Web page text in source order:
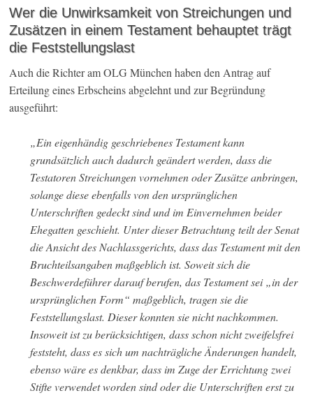
Wer die Unwirksamkeit von Streichungen und
Zusätzen in einem Testament behauptet trägt
die Feststellungslast
Auch die Richter am OLG München haben den Antrag auf
Erteilung eines Erbscheins abgelehnt und zur Begründung
ausgeführt:
„Ein eigenhändig geschriebenes Testament kann
grundsätzlich auch dadurch geändert werden, dass die
Testatoren Streichungen vornehmen oder Zusätze anbringen,
solange diese ebenfalls von den ursprünglichen
Unterschriften gedeckt sind und im Einvernehmen beider
Ehegatten geschieht. Unter dieser Betrachtung teilt der Senat
die Ansicht des Nachlassgerichts, dass das Testament mit den
Bruchteilsangaben maßgeblich ist. Soweit sich die
Beschwerdeführer darauf berufen, das Testament sei „in der
ursprünglichen Form“ maßgeblich, tragen sie die
Feststellungslast. Dieser konnten sie nicht nachkommen.
Insoweit ist zu berücksichtigen, dass schon nicht zweifelsfrei
feststeht, dass es sich um nachträgliche Änderungen handelt,
ebenso wäre es denkbar, dass im Zuge der Errichtung zwei
Stifte verwendet worden sind oder die Unterschriften erst zu